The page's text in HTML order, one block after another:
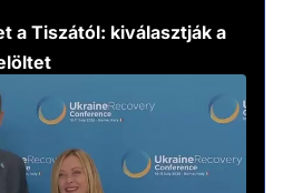
a Tiszától: kiválasztják a